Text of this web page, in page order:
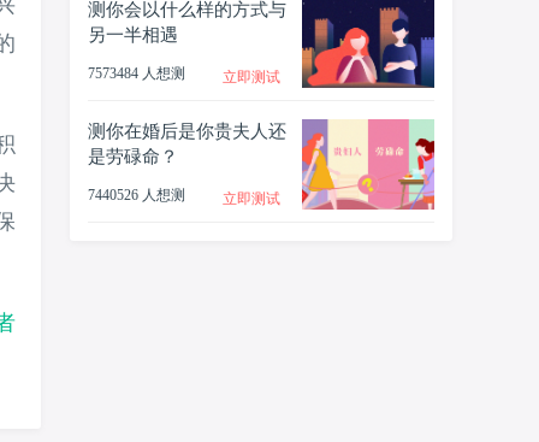
测你会以什么样的方式与
另一半相遇
7573484 人想测 立即测试
测你在婚后是你贵夫人还
是劳碌命？
7440526 人想测 立即测试